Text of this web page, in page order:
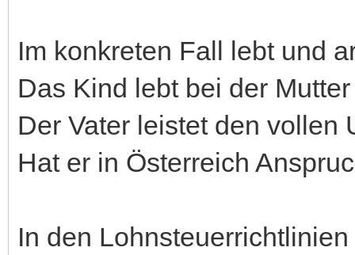
Im konkreten Fall lebt und
Das Kind lebt bei der
Der Vater leistet den vollen
Hat er in Österreich
In den